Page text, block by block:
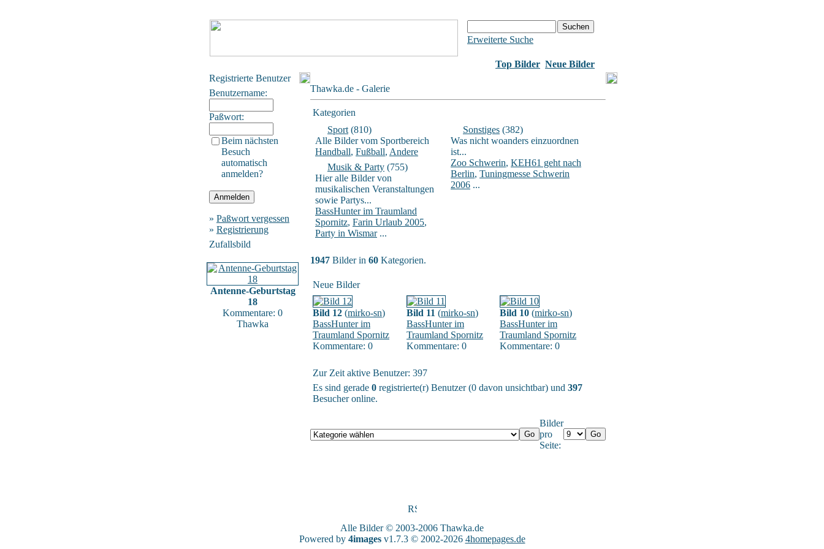
Erweiterte Suche
Top Bilder Neue Bilder
Registrierte Benutzer
Benutzername:
Paßwort:
Beim nächsten
Besuch
automatisch
anmelden?
» Paßwort vergessen
» Registrierung
Zufallsbild
Antenne-Geburtstag
18
Kommentare: 0
Thawka
Thawka.de - Galerie
Kategorien
Sport (810)
Alle Bilder vom Sportbereich
Handball, Fußball, Andere
Musik & Party (755)
Hier alle Bilder von
musikalischen Veranstaltungen
sowie Partys...
BassHunter im Traumland
Spornitz, Farin Urlaub 2005,
Party in Wismar...
Sonstiges (382)
Was nicht woanders einzuordnen
ist...
Zoo Schwerin, KEH61 geht nach
Berlin, Tuningmesse Schwerin
2006 ...
1947 Bilder in 60 Kategorien.
Neue Bilder
Bild 12 (mirko-sn)
BassHunter im
Traumland Spornitz
Kommentare: 0
Bild 11 (mirko-sn)
BassHunter im
Traumland Spornitz
Kommentare: 0
Bild 10 (mirko-sn)
BassHunter im
Traumland Spornitz
Kommentare: 0
Zur Zeit aktive Benutzer: 397
Es sind gerade 0 registrierte(r) Benutzer (0 davon unsichtbar) und 397
Besucher online.
Bilder
pro
Seite:
Alle Bilder © 2003-2006 Thawka.de
Powered by 4imagesv1.7.3 © 2002-2026 4homepages.de